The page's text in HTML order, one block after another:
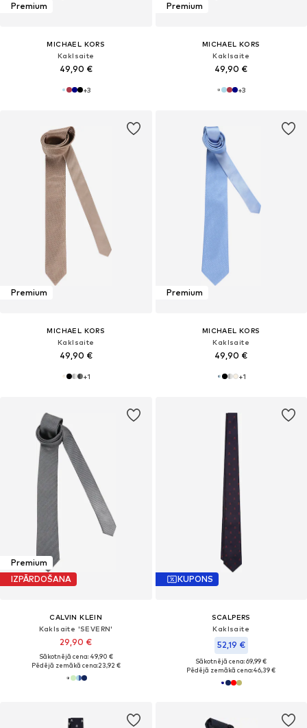
Premium
MICHAEL KORS
Kaklsaite
49,90 €
+3
Premium
MICHAEL KORS
Kaklsaite
49,90 €
+3
Premium
MICHAEL KORS
Kaklsaite
49,90 €
+1
Premium
MICHAEL KORS
Kaklsaite
49,90 €
+1
Premium
IZPĀRDOŠANA
CALVIN KLEIN
Kaklsaite 'SEVERN'
29,90 €
Sākotnējā cena: 49,90 €
Pēdējā zemākā cena:23,92 €
KUPONS
SCALPERS
Kaklsaite
52,19 €
Sākotnējā cena: 69,99 €
Pēdējā zemākā cena:46,39 €